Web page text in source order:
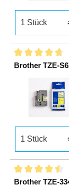
Brother TZE-
Brother TZE-